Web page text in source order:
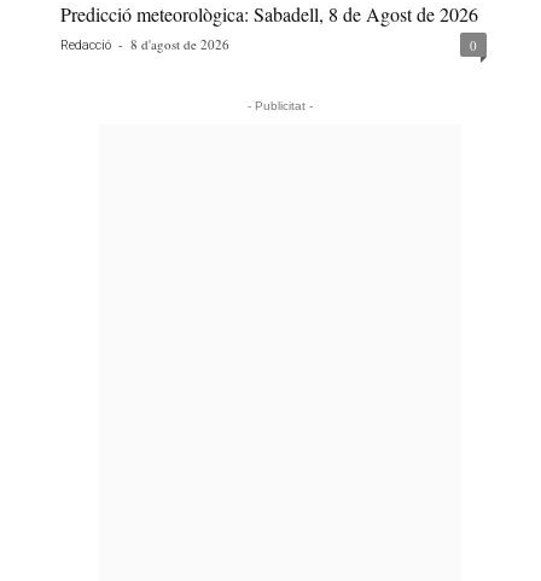
Predicció meteorològica: Sabadell, 8 de Agost de 2026
Redacció - 8 d'agost de 2026 0
- Publicitat -